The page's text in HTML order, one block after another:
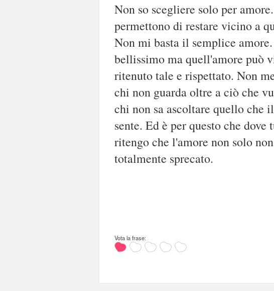
Non so scegliere solo per
permettono di restare vicino a
Non mi basta il semplice
bellissimo ma quell'amore può
ritenuto tale e rispettato. Non
chi non guarda oltre a ciò che
chi non sa ascoltare quello che
sente. Ed è per questo che
ritengo che l'amore non solo
totalmente sprecato.
Vota la frase: